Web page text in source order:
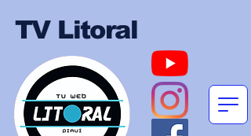
TV Litoral